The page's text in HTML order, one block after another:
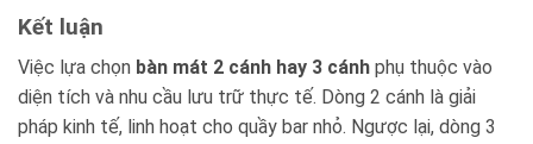
Kết luận
Việc lựa chọn bàn mát 2 cánh hay 3 cánh phụ thuộc vào
diện tích và nhu cầu lưu trữ thực tế. Dòng 2 cánh là giải
pháp kinh tế, linh hoạt cho quầy bar nhỏ. Ngược lại, dòng 3